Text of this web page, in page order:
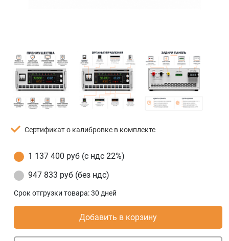
Сертификат о калибровке в комплекте
1 137 400 руб (с ндс 22%)
947 833 руб (без ндс)
Срок отгрузки товара:30 дней
Добавить в корзину